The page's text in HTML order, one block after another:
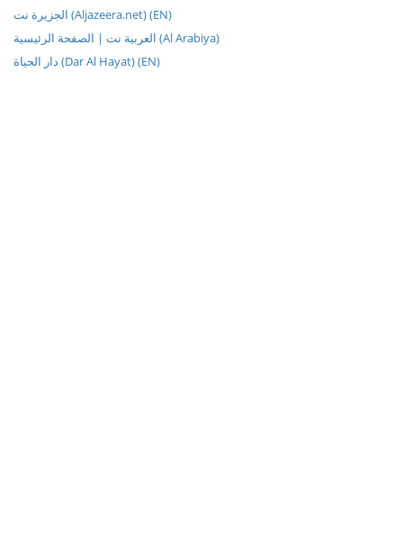
الجزيرة نت (Aljazeera.net) (EN)
العربية نت | الصفحة الرئيسية (Al Arabiya)
دار الحياة (Dar Al Hayat) (EN)